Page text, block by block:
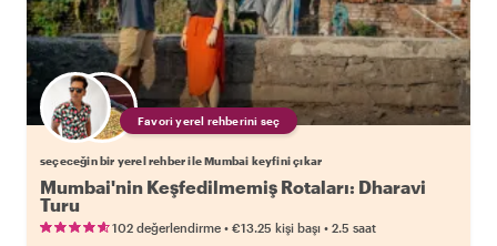
Favori yerel rehberini seç
seçeceğin bir yerel rehber ile Mumbai keyfini çıkar
Mumbai'nin Keşfedilmemiş Rotaları: Dharavi
Turu
102 değerlendirme • €13.25 kişi başı • 2.5 saat